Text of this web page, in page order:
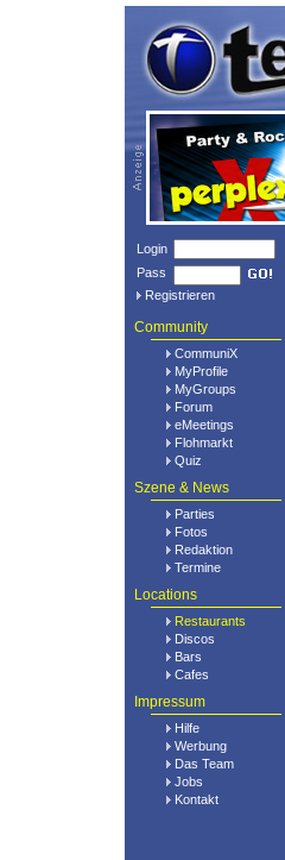
Login
Pass
Registrieren
Community
CommuniX
MyProfile
MyGroups
Forum
eMeetings
Flohmarkt
Quiz
Szene & News
Parties
Fotos
Redaktion
Termine
Locations
Restaurants
Discos
Bars
Cafes
Impressum
Hilfe
Werbung
Das Team
Jobs
Kontakt